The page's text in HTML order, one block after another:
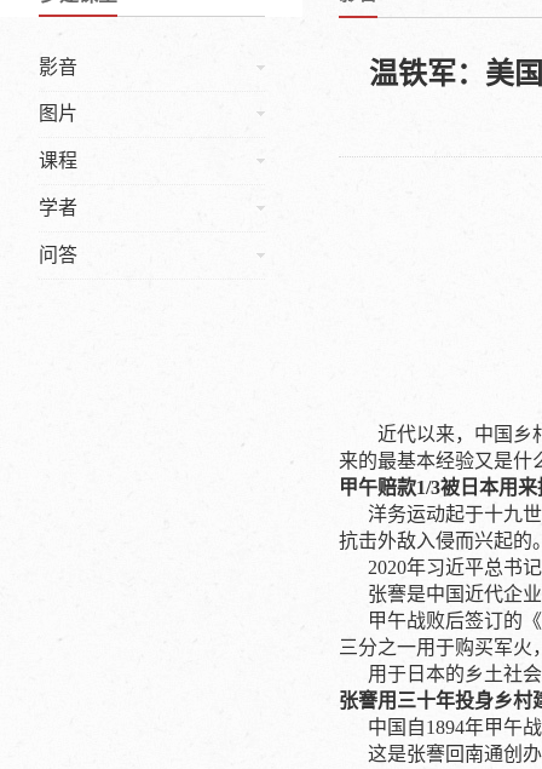
课程
学者
问答
影音
图片
温铁军：美
近代以来，中国乡村
来的最基本经验又是什
甲午赔款1/3被日本用
洋务运动起于十九世
抗击外敌入侵而兴起的
2020年习近平总书记
张謇是中国近代企业
甲午战败后签订的《
三分之一用于购买军火
用于日本的乡土社会
张謇用三十年投身乡村
中国自1894年甲午战
这是张謇回南通创办